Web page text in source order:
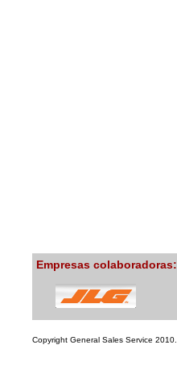
Empresas colaboradoras:
Copyright General Sales Service 2010.